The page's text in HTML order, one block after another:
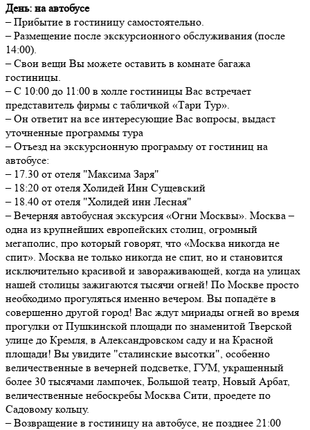
День: на автобусе
– Прибытие в гостиницу самостоятельно.
– Размещение после экскурсионного обслуживания (после
14:00).
– Свои вещи Вы можете оставить в комнате багажа
гостиницы.
– С 10:00 до 11:00 в холле гостиницы Вас встречает
представитель фирмы с табличкой «Тари Тур».
– Он ответит на все интересующие Вас вопросы, выдаст
уточненные программы тура
– Отъезд на экскурсионную программу от гостиниц на
автобусе:
– 17.30 от отеля "Максима Заря"
– 18:20 от отеля Холидей Инн Сущевский
– 18.40 от отеля "Холидей инн Лесная"
– Вечерняя автобусная экскурсия «Огни Москвы». Москва –
одна из крупнейших европейских столиц, огромный
мегаполис, про который говорят, что «Москва никогда не
спит». Москва не только никогда не спит, но и становится
исключительно красивой и завораживающей, когда на улицах
нашей столицы зажигаются тысячи огней! По Москве просто
необходимо прогуляться именно вечером. Вы попадёте в
совершенно другой город! Вас ждут мириады огней во время
прогулки от Пушкинской площади по знаменитой Тверской
улице до Кремля, в Александровском саду и на Красной
площади! Вы увидите "сталинские высотки", особенно
величественные в вечерней подсветке, ГУМ, украшенный
более 30 тысячами лампочек, Большой театр, Новый Арбат,
величественные небоскребы Москва Сити, проедете по
Садовому кольцу.
– Возвращение в гостиницу на автобусе, не позднее 21:00